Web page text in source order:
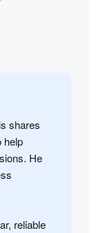
shares
help
He
reliable